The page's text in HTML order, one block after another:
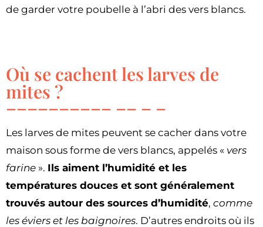
de garder votre poubelle à l’abri des vers blancs.
Où se cachent les larves de
mites ?
Les larves de mites peuvent se cacher dans votre
maison sous forme de vers blancs, appelés « vers
farine ». Ils aiment l’humidité et les
températures douces et sont généralement
trouvés autour des sources d’humidité, comme
les éviers et les baignoires. D’autres endroits où ils